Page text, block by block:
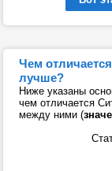
Чем
лучше?
Ниже указаны
чем отличается
между ними (